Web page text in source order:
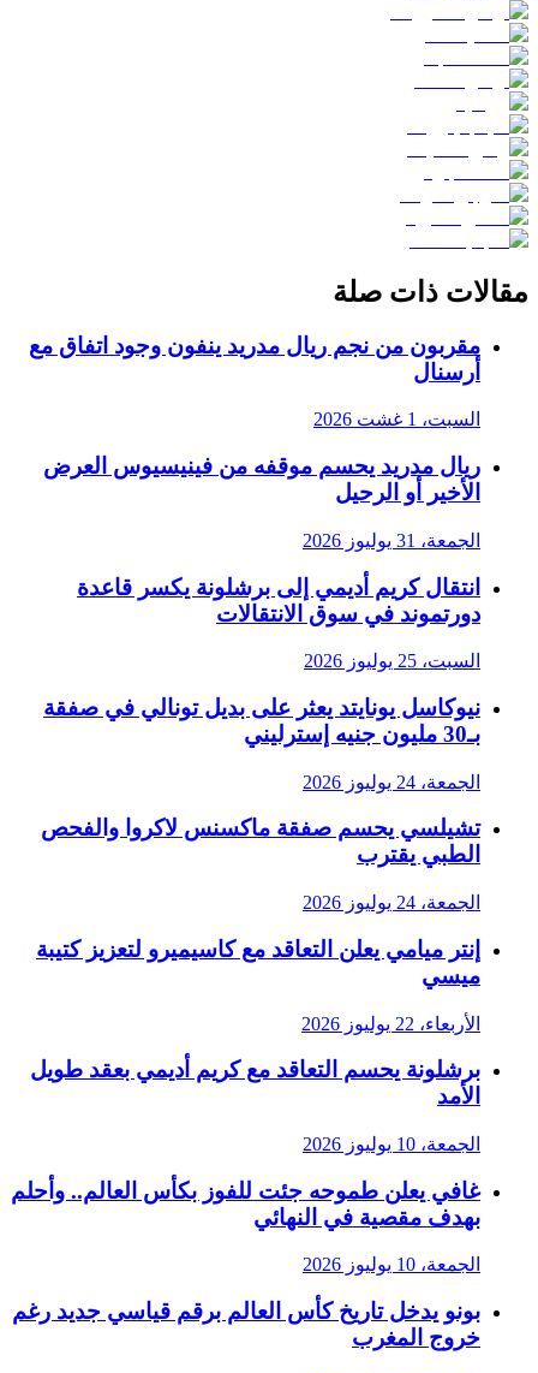
مقالات ذات صلة
مقربون من نجم ريال مدريد ينفون وجود اتفاق مع
أرسنال
السبت، 1 غشت 2026
ريال مدريد يحسم موقفه من فينيسيوس العرض
الأخير أو الرحيل
الجمعة، 31 يوليوز 2026
انتقال كريم أديمي إلى برشلونة يكسر قاعدة
دورتموند في سوق الانتقالات
السبت، 25 يوليوز 2026
نيوكاسل يونايتد يعثر على بديل تونالي في صفقة
بـ30 مليون جنيه إسترليني
الجمعة، 24 يوليوز 2026
تشيلسي يحسم صفقة ماكسنس لاكروا والفحص
الطبي يقترب
الجمعة، 24 يوليوز 2026
إنتر ميامي يعلن التعاقد مع كاسيميرو لتعزيز كتيبة
ميسي
الأربعاء، 22 يوليوز 2026
برشلونة يحسم التعاقد مع كريم أديمي بعقد طويل
الأمد
الجمعة، 10 يوليوز 2026
غافي يعلن طموحه جئت للفوز بكأس العالم.. وأحلم
بهدف مقصية في النهائي
الجمعة، 10 يوليوز 2026
بونو يدخل تاريخ كأس العالم برقم قياسي جديد رغم
خروج المغرب